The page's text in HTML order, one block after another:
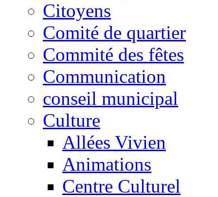
Citoyens
Comité de quartier
Commité des fêtes
Communication
conseil municipal
Culture
Allées Vivien
Animations
Centre Culturel